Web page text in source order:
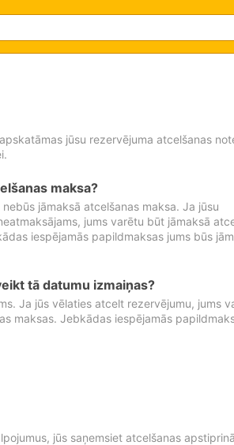
jūsu rezervējuma atcelšanas
maksa?
jāmaksā atcelšanas maksa. Ja jūsu
jums varētu būt jāmaksā
iespējamās papildmaksas jums būs
tā datumu izmaiņas?
Ja jūs vēlaties atcelt rezervējumu, jums
maksas. Jebkādas iespējamās
jūs saņemsiet atcelšanas